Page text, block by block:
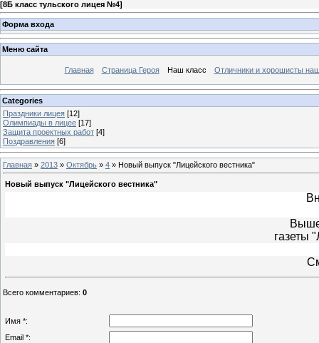
[8Б класс тульского лицея №4]
Форма входа
Меню сайта
Главная Страница Героя Наш класс Отличники и хорошисты
Categories
Праздники лицея [12]
Олимпиады в лицее [17]
Защита проектных работ [4]
Поздравления [6]
Главная » 2013 » Октябрь » 4 » Новый выпуск "Лицейского вестника"
Новый выпуск "Лицейского вестника"
газеты
Всего комментариев: 0
Имя *:
Email *: